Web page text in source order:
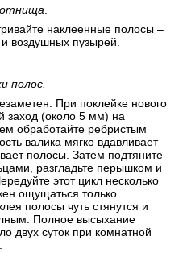
.
наклеенные полосы –
и воздушных пузырей.
полос.
При поклейке нового
заход (около 5 мм) на
обработайте ребристым
валика мягко вдавливает
полосы. Затем подтяните
разгладьте перышком и
этот цикл несколько
ощущаться только
полосы чуть стянутся и
Полное высыхание
двух суток при комнатной